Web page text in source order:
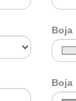
Boja
Boja